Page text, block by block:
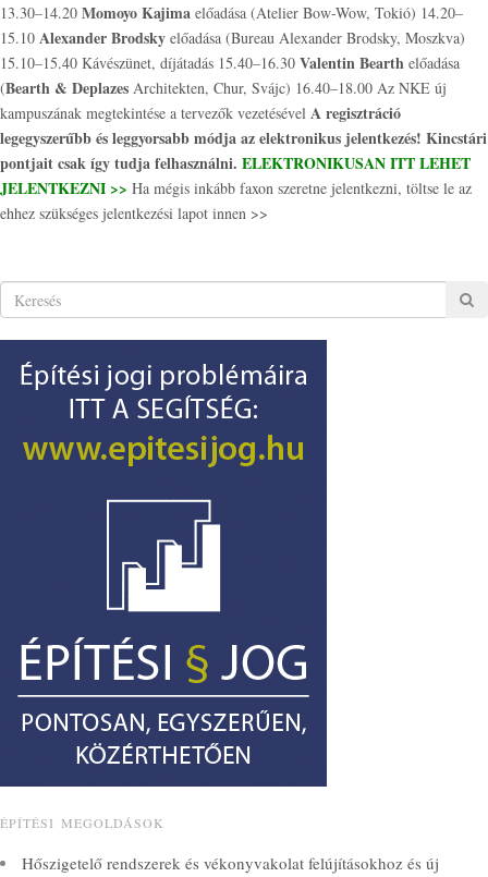
13.30–14.20 Momoyo Kajima előadása (Atelier Bow-Wow, Tokió) 14.20–
15.10 Alexander Brodsky előadása (Bureau Alexander Brodsky, Moszkva)
15.10–15.40 Kávészünet, díjátadás 15.40–16.30 Valentin Bearth előadása
(Bearth & Deplazes Architekten, Chur, Svájc) 16.40–18.00 Az NKE új
kampuszának megtekintése a tervezők vezetésével A regisztráció
legegyszerűbb és leggyorsabb módja az elektronikus jelentkezés! Kincstári
pontjait csak így tudja felhasználni. ELEKTRONIKUSAN ITT LEHET
JELENTKEZNI >> Ha mégis inkább faxon szeretne jelentkezni, töltse le az
ehhez szükséges jelentkezési lapot innen >>
ÉPÍTÉSI MEGOLDÁSOK
Hőszigetelő rendszerek és vékonyvakolat felújításokhoz és új